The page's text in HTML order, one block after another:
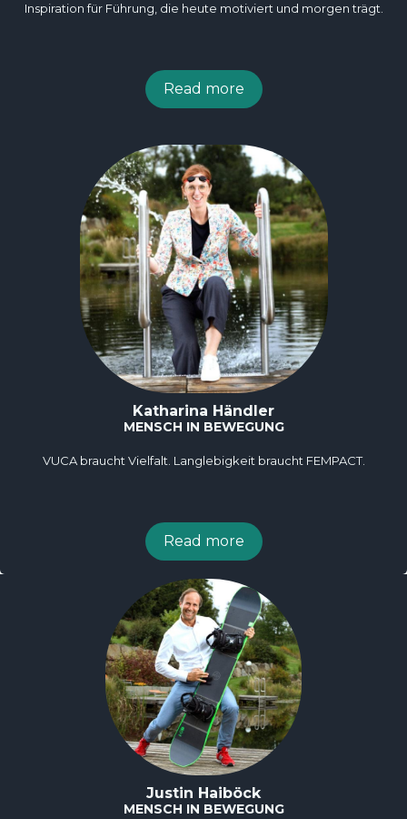
Inspiration für Führung, die heute motiviert und morgen trägt.
Read more
Katharina Händler
MENSCH IN BEWEGUNG
VUCA braucht Vielfalt. Langlebigkeit braucht FEMPACT.
Read more
Justin Haiböck
MENSCH IN BEWEGUNG